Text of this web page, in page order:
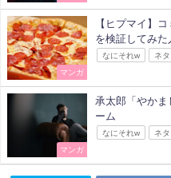
マンガ
【ヒプマイ】
を検証してみた
なにそれw ネタ
マンガ
承太郎「やかま
ーム
なにそれw ネタ